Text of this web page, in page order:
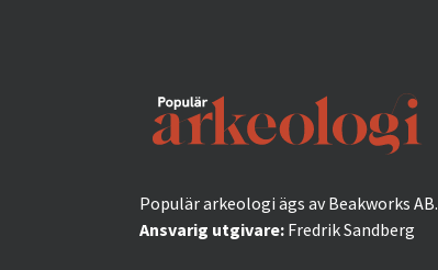
Populär arkeologi ägs av Beakworks AB.
Ansvarig utgivare: Fredrik Sandberg